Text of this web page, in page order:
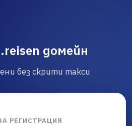
домейн
без скрити такси
РЕГИСТРАЦИЯ